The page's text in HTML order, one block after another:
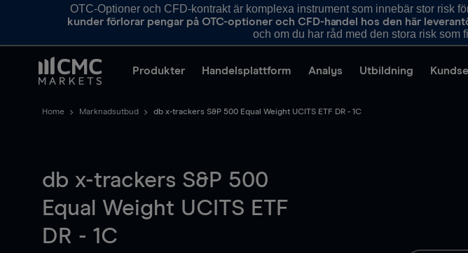
OTC-Optioner och CFD-kontrakt är komplexa instrument som innebär stor risk
kunder förlorar pengar på OTC-optioner och CFD-handel hos den här
och om du har råd med den stora risk som
Produkter Handelsplattform Analys Utbildning
Home Marknadsutbud db x-trackers S&P 500 Equal Weight UCITS ETF DR - 1C
db x-trackers S&P 500
Equal Weight UCITS ETF
DR - 1C